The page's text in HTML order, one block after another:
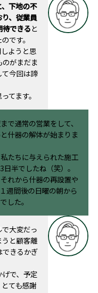
下地の不
、従業員
できると
です。
ようと思
がまだま
今回は諦
てます。
で通常の営業をして、
什器の解体が始まりま
たちに与えられた施工
半でしたね（笑）。
れから什器の再設置や
週間後の日曜の朝から
した。
大変だっ
と顧客離
できるかぎ
で、予定
ても感謝